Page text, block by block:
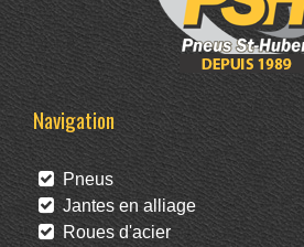
Navigation
Pneus
Jantes en alliage
Roues d'acier